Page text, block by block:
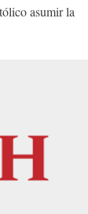
asumir la